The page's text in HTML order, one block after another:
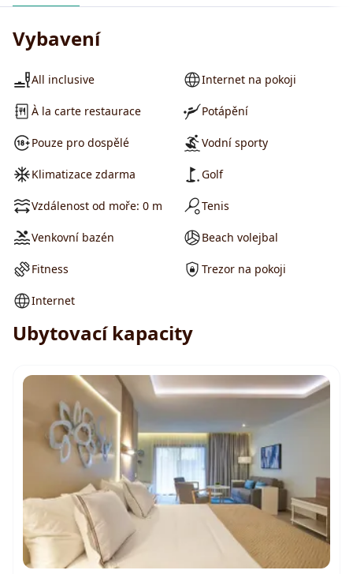
Vybavení
All inclusive
À la carte restaurace
Pouze pro dospělé
Klimatizace zdarma
Vzdálenost od moře: 0 m
Venkovní bazén
Fitness
Internet
Internet na pokoji
Potápění
Vodní sporty
Golf
Tenis
Beach volejbal
Trezor na pokoji
Ubytovací kapacity